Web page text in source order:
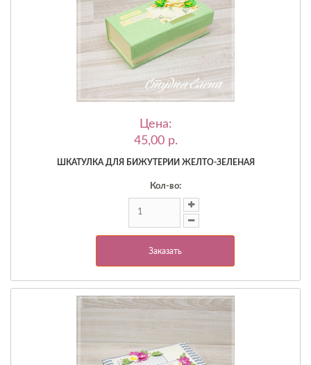
Цена:
45,00 p.
ШКАТУЛКА ДЛЯ БИЖУТЕРИИ ЖЕЛТО-ЗЕЛЕНАЯ
Кол-во:
Заказать